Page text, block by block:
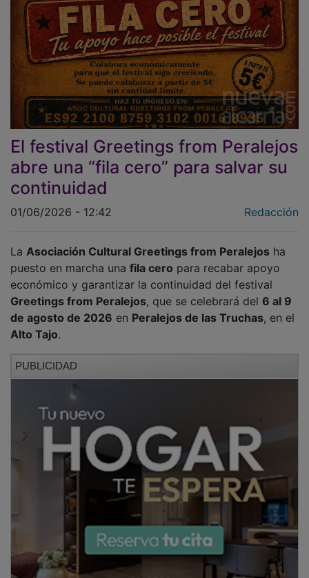
El festival Greetings from Peralejos
abre una “fila cero” para salvar su
continuidad
puesto en marcha unafila ceropara recabar apoyo
económico y garantizar la continuidad del festival
Greetings from Peralejos , que se celebrará del6 al 9
de agosto de 2026enPeralejos de las Truchas, en el
Alto Tajo.
La iniciativa ha sido anunciada por la presidenta de la
asociación,Lola León Soria
llamamiento responde a la necesidad de evitar la
desaparición del festival por falta de recursos
económicos. Según señala, los conciertos siempre han
sido gratuitos y hasta ahora se habían sostenido
gracias al autofinanciamiento obtenido mediante la
venta de merchandising y con el respaldo puntual del
Ayuntamiento para cubrir gastos cuando era
PUBLICIDAD